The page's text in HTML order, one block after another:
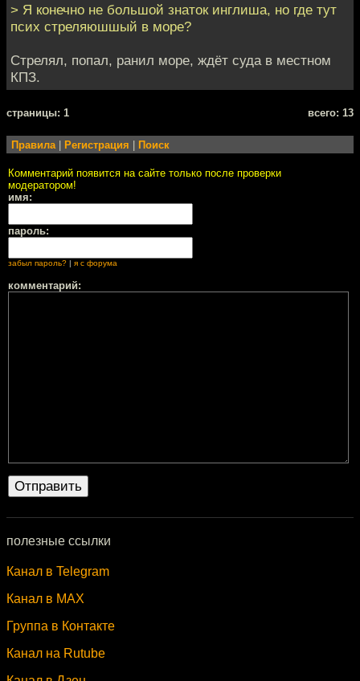
> Я конечно не большой знаток инглиша, но где тут
псих стреляюшшый в море?
Стрелял, попал, ранил море, ждёт суда в местном
КПЗ.
cтраницы: 1 всего: 13
Правила | Регистрация | Поиск
Комментарий появится на сайте только после проверки
модератором!
имя:
пароль:
забыл пароль? | я с форума
комментарий:
полезные ссылки
Канал в Telegram
Канал в MAX
Группа в Контакте
Канал на Rutube